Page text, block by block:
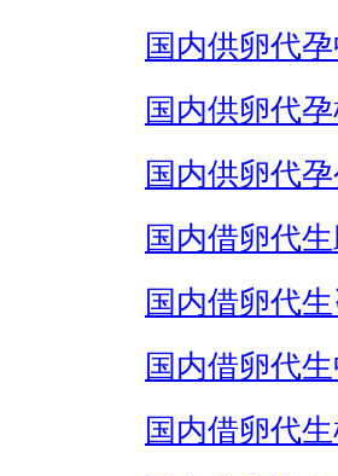
国内供卵代
国内供卵代
国内供卵代孕
国内借卵代
国内借卵代
国内借卵代
国内借卵代